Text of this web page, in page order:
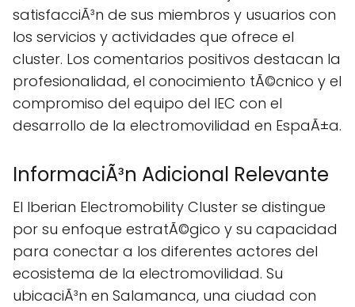
satisfacciÃ³n de sus miembros y usuarios con
los servicios y actividades que ofrece el
cluster. Los comentarios positivos destacan la
profesionalidad, el conocimiento tÃ©cnico y el
compromiso del equipo del IEC con el
desarrollo de la electromovilidad en EspaÃ±a.
InformaciÃ³n Adicional Relevante
El Iberian Electromobility Cluster se distingue
por su enfoque estratÃ©gico y su capacidad
para conectar a los diferentes actores del
ecosistema de la electromovilidad. Su
ubicaciÃ³n en Salamanca, una ciudad con